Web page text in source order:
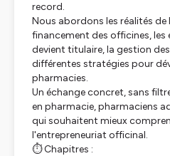
record.
Nous abordons les réalités
financement des officines, les
devient titulaire, la gestion
différentes stratégies pour
pharmacies.
Un échange concret, sans
en pharmacie, pharmaciens
qui souhaitent mieux
l'entrepreneuriat officinal.
⏱️ Chapitres :